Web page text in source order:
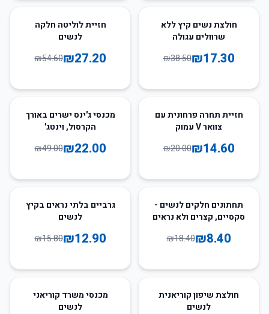
55חולצת נשים קיץ ללא
שרוולים עגולה
₪17.30
₪38.50
חזיית לוליטה חלקה
לנשים
₪27.20
₪54.60
27
חזיית תחרה פרחונית עם
צוואר V עמוק
₪14.60
₪20.00
55
מכנסי ג'ינס ישרים באורך
הקרסול, וינטג'
₪22.00
₪49.00
54
תחתונים חלקים לנשים -
סקסיים, קצרים ולא נראים
₪8.40
₪18.40
18
גרביים בלתי נראים בקיץ
לנשים
₪12.90
₪15.80
55
חולצת שיפון קוריאנית
לנשים
51מכנסי משרד קוריאני
לנשים